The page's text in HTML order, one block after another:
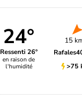
24°
Ressenti 26°
en raison de
l'humidité
15
Rafales
>75